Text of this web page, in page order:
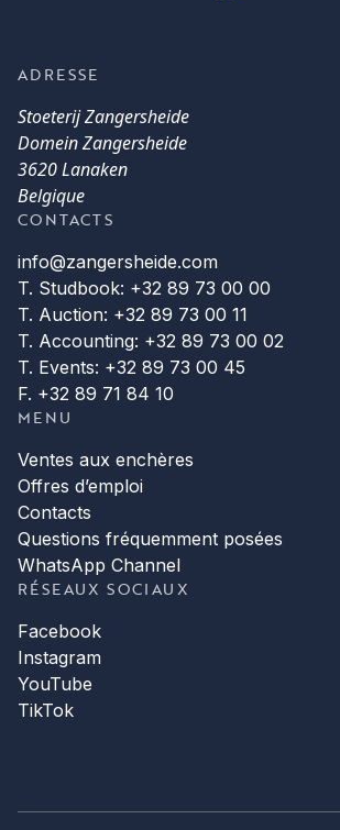
ADRESSE
Stoeterij Zangersheide
Domein Zangersheide
3620 Lanaken
Belgique
CONTACTS
info@zangersheide.com
T. Studbook: +32 89 73 00 00
T. Auction: +32 89 73 00 11
T. Accounting: +32 89 73 00 02
T. Events: +32 89 73 00 45
F. +32 89 71 84 10
MENU
Ventes aux enchères
Offres d’emploi
Contacts
Questions fréquemment posées
WhatsApp Channel
RÉSEAUX SOCIAUX
Facebook
Instagram
YouTube
TikTok